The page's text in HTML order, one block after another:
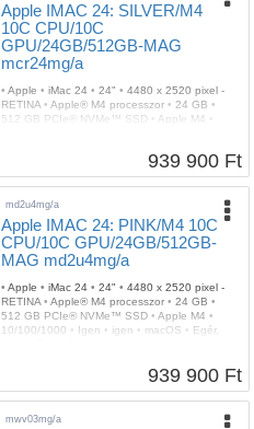
Apple IMAC 24: SILVER/M4
10C CPU/10C
GPU/24GB/512GB-MAG
mcr24mg/a
• Apple • iMac 24 • 24" • 4480 x 2520 pixel -
RETINA • Apple® M4 processzor • 24 GB •
512 GB PCIe® NVMe™ SSD
Apple M4
939 900 Ft
md2u4mg/a
Apple IMAC 24: PINK/M4 10C
CPU/10C GPU/24GB/512GB-
MAG md2u4mg/a
• Apple • iMac 24 • 24" • 4480 x 2520 pixel -
RETINA • Apple® M4 processzor • 24 GB •
512 GB PCIe® NVMe™ SSD • Apple M4 •
10/100/1000 • Igen • igen • macOS • Egér,
939 900 Ft
mwv03mg/a